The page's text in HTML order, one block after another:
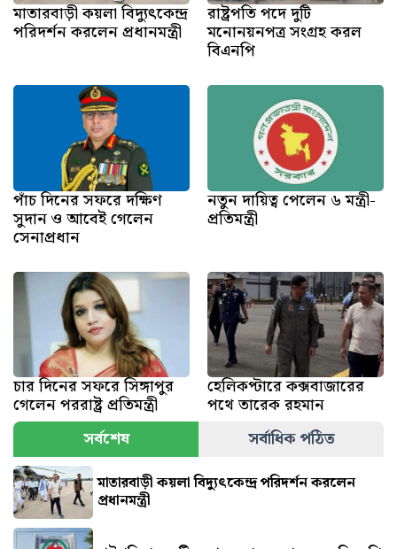
মাতারবাড়ী কয়লা বিদ্যুৎকেন্দ্র
পরিদর্শন করলেন প্রধানমন্ত্রী
রাষ্ট্রপতি পদে দুটি
মনোনয়নপত্র সংগ্রহ করল
বিএনপি
পাঁচ দিনের সফরে দক্ষিণ
সুদান ও আবেই গেলেন
সেনাপ্রধান
নতুন দায়িত্ব পেলেন ৬ মন্ত্রী-
প্রতিমন্ত্রী
চার দিনের সফরে সিঙ্গাপুর
গেলেন পররাষ্ট্র প্রতিমন্ত্রী
হেলিকপ্টারে কক্সবাজারের
পথে তারেক রহমান
সর্বশেষ
সর্বাধিক পঠিত
মাতারবাড়ী কয়লা বিদ্যুৎকেন্দ্র পরিদর্শন করলেন
প্রধানমন্ত্রী